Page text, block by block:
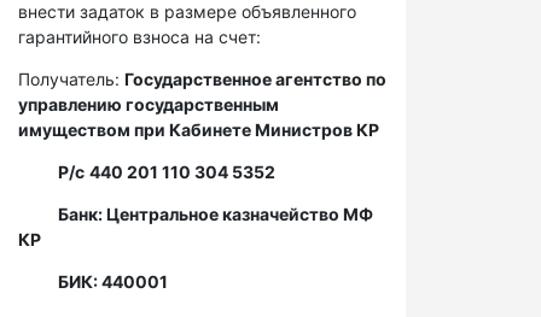
внести задаток в размере объявленного
гарантийного взноса на счет:
Получатель: Государственное агентство по
управлению государственным
имуществом при Кабинете Министров КР
Р/с 440 201 110 304 5352
Банк: Центральное казначейство МФ
КР
БИК: 440001